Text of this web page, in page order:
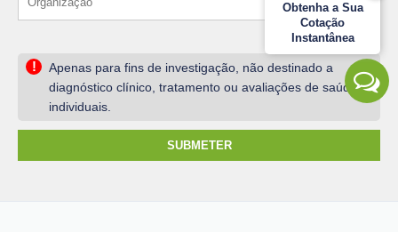
Obtenha a Sua
Cotação
Instantânea
!
Apenas para fins de investigação, não destinado a
diagnóstico clínico, tratamento ou avaliações de saúde
individuais.
SUBMETER